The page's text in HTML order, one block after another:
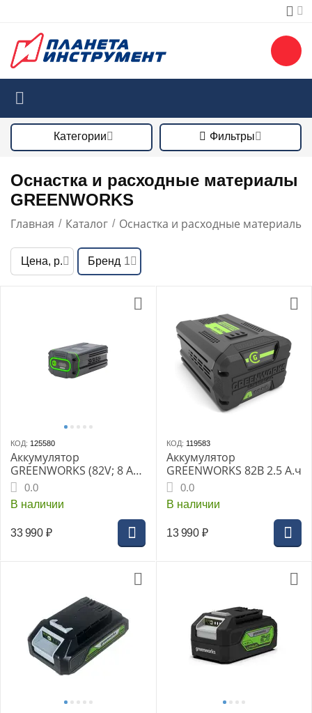
Категории Фильтры
Оснастка и расходные материалы
GREENWORKS
Главная / Каталог / Оснастка и расходные материалы
Цена, р. Бренд 1
КОД: 125580
Аккумулятор
GREENWORKS (82V; 8 Ач)
2951407
0.0
В наличии
33 990 ₽
КОД: 119583
Аккумулятор
GREENWORKS 82В 2.5 А.ч
0.0
В наличии
13 990 ₽